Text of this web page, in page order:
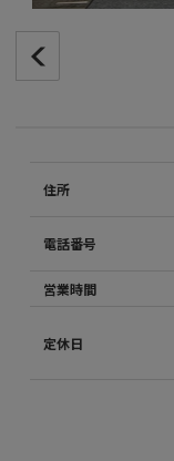
住所
電話番号
営業時間
定休日